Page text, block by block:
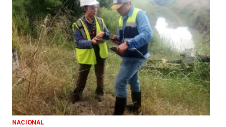
NACIONAL